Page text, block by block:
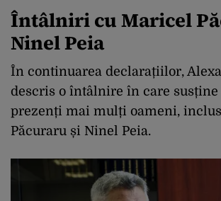
Întâlniri cu Maricel
Ninel Peia
În continuarea declarațiilor,
descris o întâlnire în care susține
prezenți mai mulți oameni,
Păcuraru și Ninel Peia.